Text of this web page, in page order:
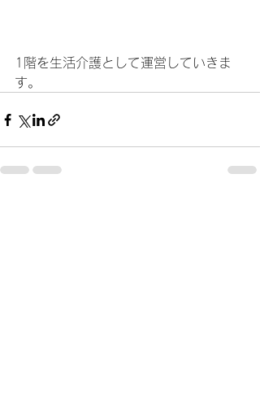
1階を生活介護として運営していきま
す。